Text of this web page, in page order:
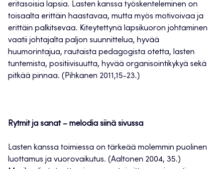
eritasoisia lapsia. Lasten kanssa työskenteleminen on
toisaalta erittäin haastavaa, mutta myös motivoivaa ja
erittäin palkitsevaa. Kiteytettynä lapsikuoron johtaminen
vaatii johtajalta paljon suunnittelua, hyvää
huumorintajua, rautaista pedagogista otetta, lasten
tuntemista, positiivisuutta, hyvää organisointikykyä sekä
pitkää pinnaa. (Pihkanen 2011,15-23.)
Rytmit ja sanat – melodia siinä sivussa
Lasten kanssa toimiessa on tärkeää molemmin puolinen
luottamus ja vuorovaikutus. (Aaltonen 2004, 35.)